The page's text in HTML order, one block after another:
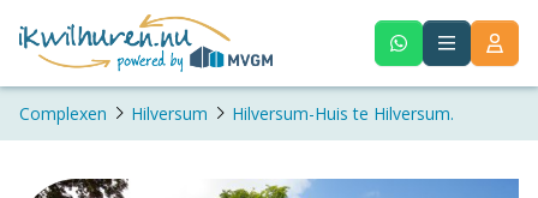
Complexen Hilversum Hilversum-Huis te Hilversum.